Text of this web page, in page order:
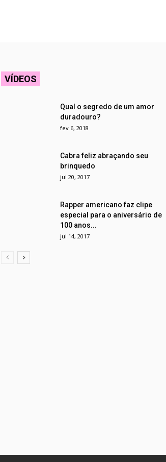
VÍDEOS
Qual o segredo de um amor
duradouro?
fev 6, 2018
Cabra feliz abraçando seu
brinquedo
jul 20, 2017
Rapper americano faz clipe
especial para o aniversário de
100 anos...
jul 14, 2017